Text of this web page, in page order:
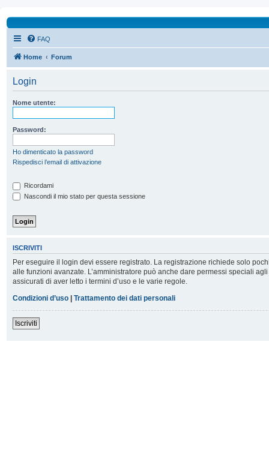
FAQ
Home Forum
Login
Nome utente:
Password:
Ho dimenticato la password
Rispedisci l’email di attivazione
Ricordami
Nascondi il mio stato per questa sessione
ISCRIVITI
Per eseguire il login devi essere registrato. La registrazione richiede solo
alle funzioni avanzate. L’amministratore può anche dare permessi speciali
assicurati di aver letto i termini d’uso e le varie regole.
Condizioni d’uso | Trattamento dei dati personali
Iscriviti